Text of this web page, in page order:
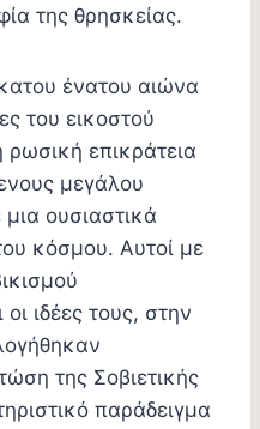
της θρησκείας.
ένατου αιώνα
του εικοστού
επικράτεια
μεγάλου
ουσιαστικά
κόσμου. Αυτοί με
ιδέες τους, στην
της Σοβιετικής
παράδειγμα